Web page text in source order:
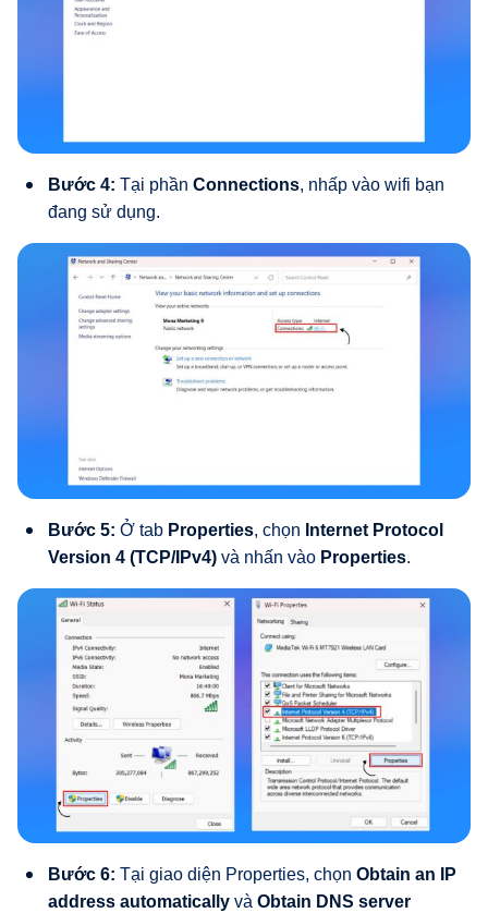
Bước 4: Tại phần Connections, nhấp vào wifi bạn
đang sử dụng.
Bước 5: Ở tab Properties, chọn Internet Protocol
Version 4 (TCP/IPv4) và nhấn vào Properties.
Bước 6: Tại giao diện Properties, chọn Obtain an IP
address automatically và Obtain DNS server